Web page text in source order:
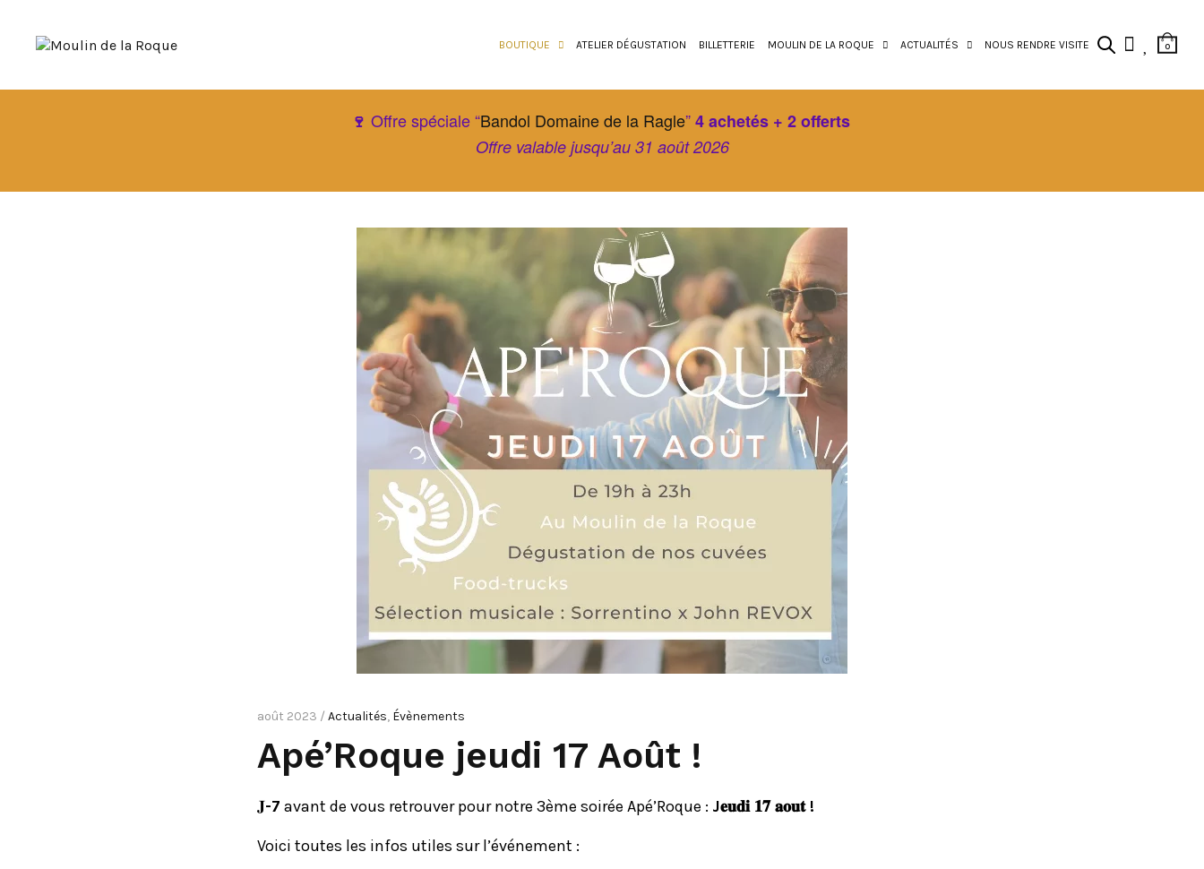
BOUTIQUE ATELIER DÉGUSTATION BILLETTERIE MOULIN DE LA ROQUE ACTUALITÉS NOUS RENDRE VISITE 0
🍷 Offre spéciale “Bandol Domaine de la Ragle”4 achetés + 2 offerts
Offre valable jusqu’au 31 août 2026
août 2023 / Actualités, Évènements
Apé’Roque jeudi 17 Août !
𝐉-7 avant de vous retrouver pour notre 3ème soirée Apé’Roque : J𝐞𝐮𝐝𝐢 𝟏𝟕 𝐚𝐨𝐮𝐭 !
Voici toutes les infos utiles sur l’événement :